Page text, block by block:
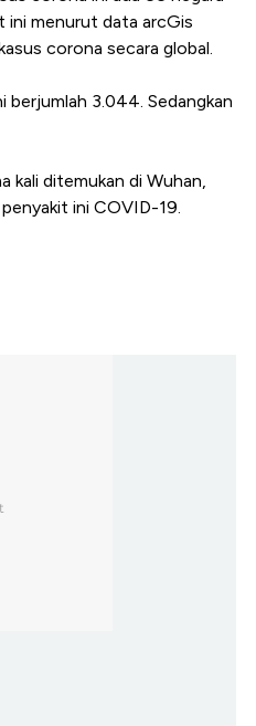
ini menurut data arcGis
corona secara global.
berjumlah 3.044. Sedangkan
kali ditemukan di Wuhan,
ini COVID-19.